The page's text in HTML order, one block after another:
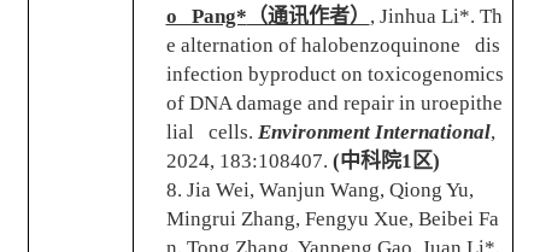
o Pang* （通讯作者） , Jinhua Li*. Th
e alternation of halobenzoquinone dis
infection byproduct on toxicogenomics
of DNA damage and repair in uroepithe
lial cells. Environment International,
2024, 183:108407. (中科院1 区)
8. Jia Wei, Wanjun Wang, Qiong Yu,
Mingrui Zhang, Fengyu Xue, Beibei Fa